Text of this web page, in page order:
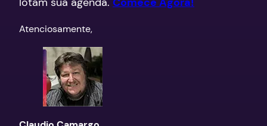
​Atenciosamente,